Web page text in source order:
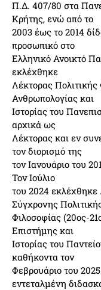
Π.Δ. 407/80 στα
Κρήτης, ενώ από το
2003 έως το 2014
προσωπικό στο
Ελληνικό Ανοικτό
εκλέχθηκε
Λέκτορας
Ανθρωπολογίας και
Ιστορίας του
αρχικά ως
Λέκτορας και εν
τον διορισμό της
τον Ιανουάριο του
Τον Ιούλιο
του 2024 εκλέχθηκε
Σύγχρονης
Φιλοσοφίας (20ος-
Επιστήμης και
Ιστορίας του
καθήκοντα τον
Φεβρουάριο του
εντεταλμένη